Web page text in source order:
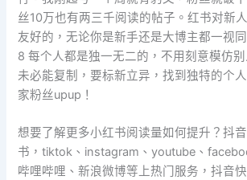
丝10万也有两三千阅读的帖子。红书对新
友好的，无论你是新手还是大博主都一视同
8 每个人都是独一无二的，不用刻意模仿
未必能复制，要标新立异，找到独特的个
家粉丝upup！
想要了解更多小红书阅读量如何提升？抖
书，tiktok、instagram、youtube、
哔哩哔哩、新浪微博等上热门服务，抖音